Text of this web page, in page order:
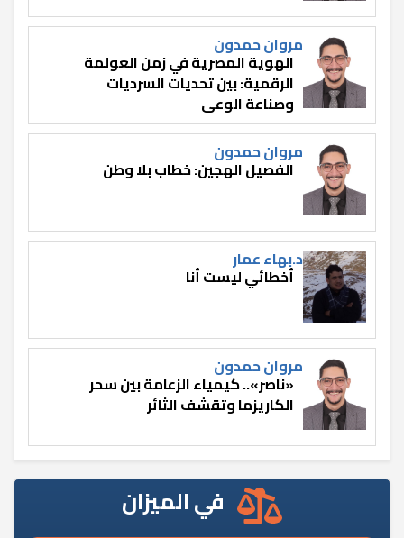
مروان حمدون
الهوية المصرية في زمن العولمة
الرقمية: بين تحديات السرديات
وصناعة الوعي
مروان حمدون
الفصيل الهجين: خطاب بلا وطن
د.بهاء عمار
أخطائي ليست أنا
مروان حمدون
«ناصر».. كيمياء الزعامة بين سحر
الكاريزما وتقشف الثائر
في الميزان